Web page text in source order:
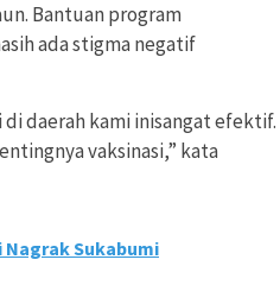
Bantuan program
ada stigma negatif
daerah kami inisangat efektif.
vaksinasi,” kata
Nagrak Sukabumi